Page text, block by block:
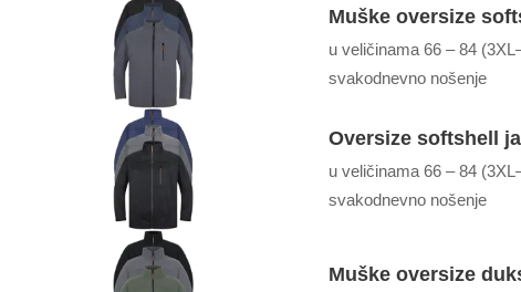
Muške oversize
u veličinama 66 – 84
svakodnevno nošenje
Oversize softshell
u veličinama 66 – 84
svakodnevno nošenje
Muške oversize